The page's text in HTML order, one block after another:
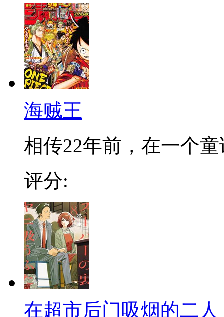
海贼王
相传22年前，在一个
评分:
在超市后门吸烟的二人